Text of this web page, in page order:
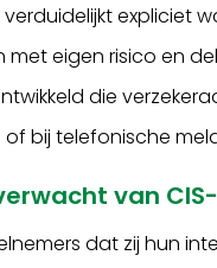
expliciet
eigen risico en
die
bij telefonische
van
dat zij hun